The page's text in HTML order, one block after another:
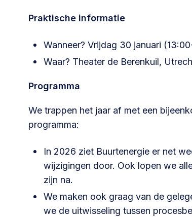
Praktische informatie
Wanneer? Vrijdag 30 januari
Waar? Theater de Berenkuil,
Programma
We trappen het jaar af met een
programma:
In 2026 ziet Buurtenergie er net
wijzigingen door. Ook lopen we
zijn na.
We maken ook graag van de
we de uitwisseling tussen